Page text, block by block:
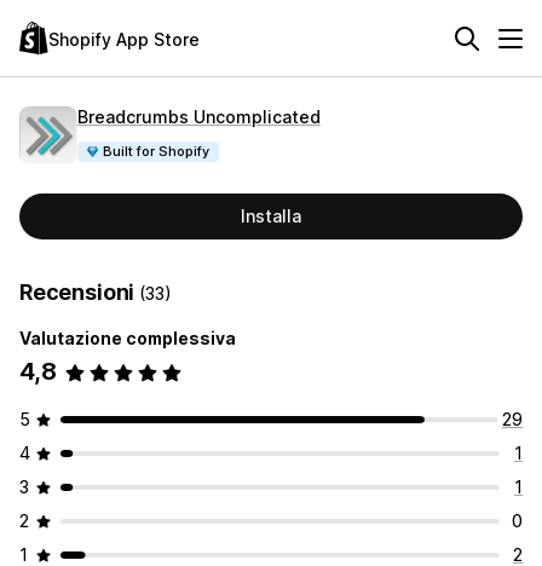
Shopify App Store
Breadcrumbs Uncomplicated
Built for Shopify
Installa
Recensioni (33)
Valutazione complessiva
4,8
5
29
4
1
3
1
2
0
1
2